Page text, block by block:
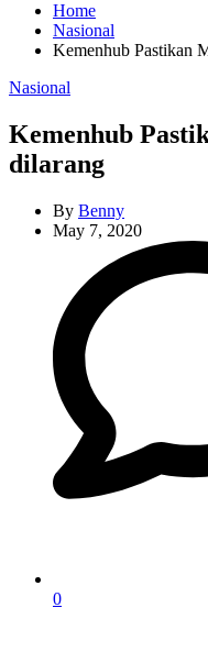
Home
Nasional
Kemenhub Pastikan
Categories
Nasional
Kemenhub
dilarang
By Benny
May 7, 2020
0